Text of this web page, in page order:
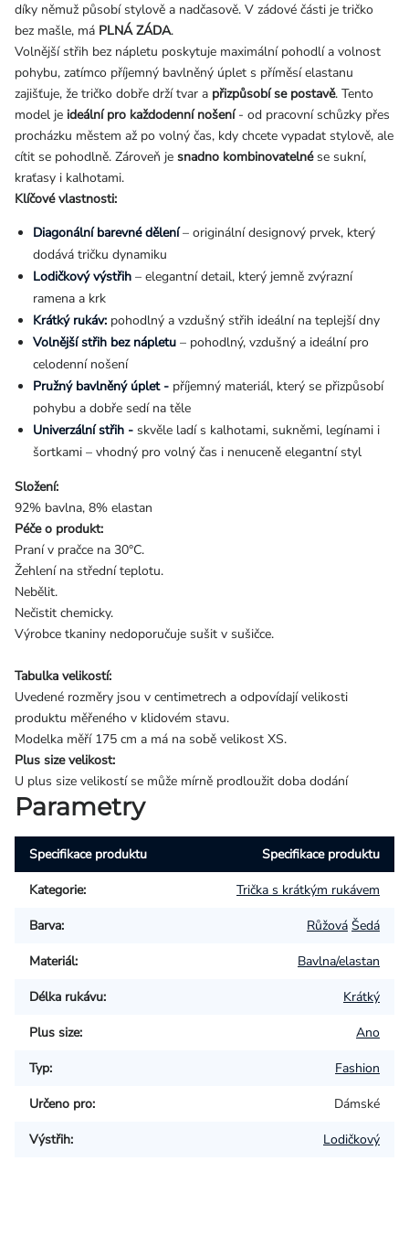
díky němuž působí stylově a nadčasově. V zádové části je tričko
bez mašle, má PLNÁ ZÁDA.
Volnější střih bez nápletu poskytuje maximální pohodlí a volnost
pohybu, zatímco příjemný bavlněný úplet s příměsí elastanu
zajišťuje, že tričko dobře drží tvar a přizpůsobí se postavě. Tento
model je ideální pro každodenní nošení- od pracovní schůzky přes
procházku městem až po volný čas, kdy chcete vypadat stylově, ale
cítit se pohodlně. Zároveň je snadno kombinovatelnése sukní,
kraťasy i kalhotami.
Klíčové vlastnosti:
Diagonální barevné dělení– originální designový prvek, který
dodává tričku dynamiku
Lodičkový výstřih – elegantní detail, který jemně zvýrazní
ramena a krk
Krátký rukáv: pohodlný a vzdušný střih ideální na teplejší dny
Volnější střih bez nápletu – pohodlný, vzdušný a ideální pro
celodenní nošení
Pružný bavlněný úplet - příjemný materiál, který se přizpůsobí
pohybu a dobře sedí na těle
Univerzální střih - skvěle ladí s kalhotami, sukněmi, legínami i
šortkami – vhodný pro volný čas i nenuceně elegantní styl
Složení:
92% bavlna, 8% elastan
Péče o produkt:
Praní v pračce na 30°C.
Žehlení na střední teplotu.
Nebělit.
Nečistit chemicky.
Výrobce tkaniny nedoporučuje sušit v sušičce.
Tabulka velikostí:
Uvedené rozměry jsou v centimetrech a odpovídají velikosti
produktu měřeného v klidovém stavu.
Modelka měří 175 cm a má na sobě velikost XS.
Plus size velikost:
U plus size velikostí se může mírně prodloužit doba dodání
Parametry
Specifikace produktu Specifikace produktu
Kategorie: Trička s krátkým rukávem
Barva: Růžová Šedá
Materiál: Bavlna/elastan
Délka rukávu: Krátký
Plus size: Ano
Typ: Fashion
Určeno pro: Dámské
Výstřih: Lodičkový